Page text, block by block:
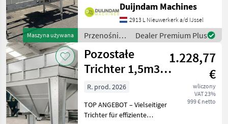
Maszyna używana
Palettenboxen, Modell:
RIEMPITORE BINS
RBCKistenbreite max 190
cmKistenhöhe max 150
cmBitte beachte
Duijndam Machines
2913 L Nieuwerkerk a/d IJssel
Przenośniki
/ Sonstige
Dealer Premium Plus
Pozostałe
Trichter 1,5m3,
Behälter bei
Umladearbeiten
1.228,77
€
wliczony
VAT 23%
999 € netto
R. prod. 2026
TOP ANGEBOT – Vielseitiger
Trichter für effiziente